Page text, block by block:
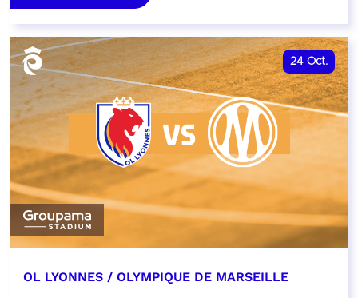
24 Oct.
OL LYONNES / OLYMPIQUE DE MARSEILLE